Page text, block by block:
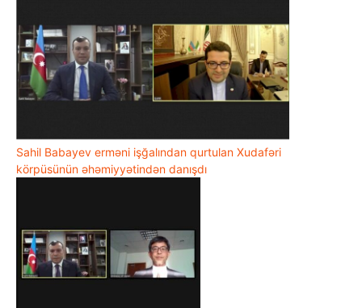
Sahil Babayev erməni işğalından qurtulan Xudafəri
körpüsünün əhəmiyyətindən danışdı